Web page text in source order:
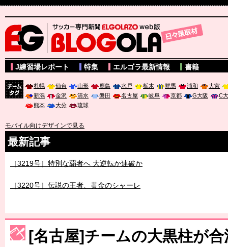
サッカー専門新聞ELGOLAZO web版 BLOGOLA
J練習場レポート 特集 エルゴラ最新情報 書籍
札幌 仙台 山形 鹿島 水戸 栃木 群馬 浦和
大宮
新潟
金沢 清水 磐田 名古屋 岐阜 京都 G大阪
C
熊本
大分 琉球
モバイル向けデザインで見る
最新記事
［3219号］特別な覇者へ 大逆転か連破か
［3220号］伝説の王者、黄金のシャーレ
［3230号］世界一への夢は終わらない
［3223号］一丸。日本出陣
[名古屋]チームの大黒柱が